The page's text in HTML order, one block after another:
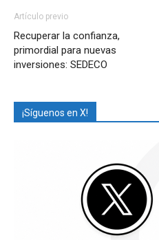
Artículo previo
Recuperar la confianza,
primordial para nuevas
inversiones: SEDECO
¡Síguenos en X!